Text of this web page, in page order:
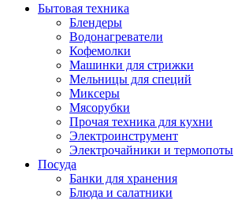
Бытовая техника
Блендеры
Водонагреватели
Кофемолки
Машинки для стрижки
Мельницы для специй
Миксеры
Мясорубки
Прочая техника для кухни
Электроинструмент
Электрочайники и термопоты
Посуда
Банки для хранения
Блюда и салатники